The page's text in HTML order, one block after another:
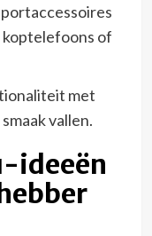
of
met
vallen.
ideeën